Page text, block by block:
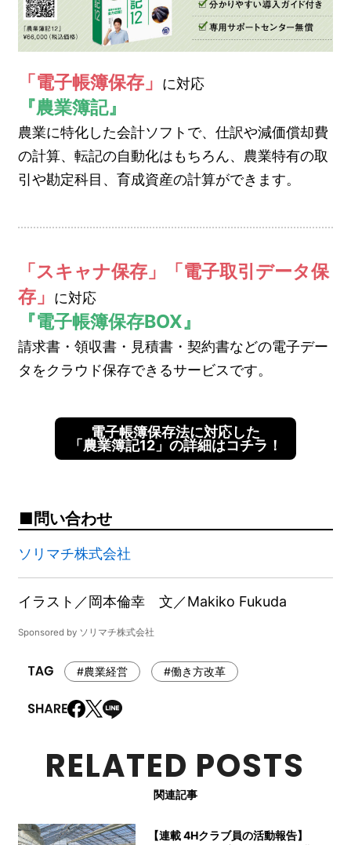
「電子帳簿保存」 に対応
『農業簿記』
農業に特化した会計ソフトで、仕訳や減価償却費
の計算、転記の自動化はもちろん、農業特有の取
引や勘定科目、育成資産の計算ができます。
「スキャナ保存」「電子取引データ保
存」
に対応
『電子帳簿保存BOX』
請求書・領収書・見積書・契約書などの電子デー
タをクラウド保存できるサービスです。
電子帳簿保存法に対応した
「農業簿記12」の詳細はコチラ！
問い合わせ
ソリマチ株式会社
イラスト／岡本倫幸 文／Makiko Fukuda
Sponsored by ソリマチ株式会社
#農業経営 #働き方改革
RELATED POSTS
関連記事
【連載 4Hクラブ員の活動報告】